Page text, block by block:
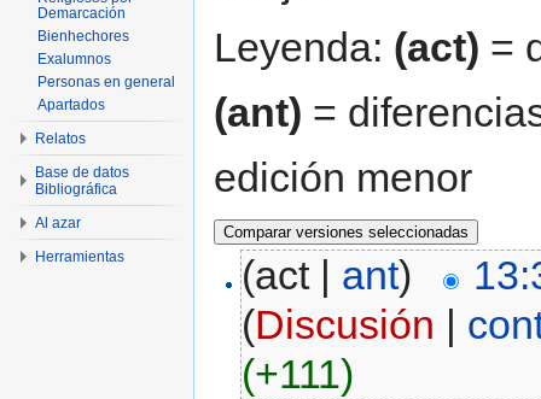
Leyenda: (act) =
(ant) =
edición menor
(act | ant)
(Discusión |
(+111)
Demarcación
Bienhechores
Exalumnos
Personas en general
Apartados
Relatos
Base de datos
Bibliográfica
Al azar
Herramientas